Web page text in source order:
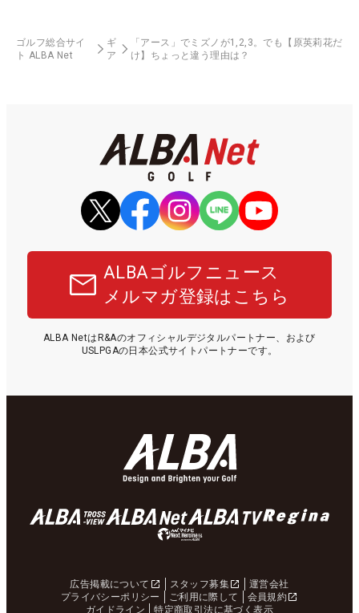
ゴルフ総合サイ
ト ALBA Net
ギ
ア
「アース」でミズノが1,2,3。でも【原英莉花だ
け】ちょっと違う理由は？
ALBAゴルフニュース
メルマガ登録はこちら
ALBA NetはR&Aのオフィシャルデジタルパートナー、および
USLPGAの日本公式サイトパートナーです。
広告掲載について スタッフ募集
運営会社
プライバシーポリシー
ご利用に際して
会員規約
ガイドライン
特定商取引法に基づく表示